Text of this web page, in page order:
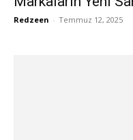
Redzeen - Temmuz 12, 2025